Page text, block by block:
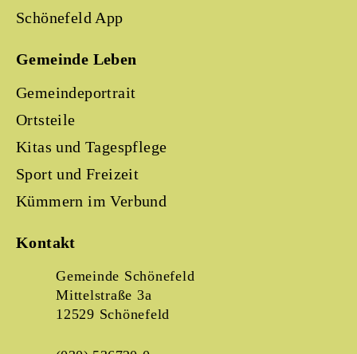
Schönefeld App
Gemeinde Leben
Gemeindeportrait
Ortsteile
Kitas und Tagespflege
Sport und Freizeit
Kümmern im Verbund
Kontakt
Gemeinde Schönefeld
Mittelstraße 3a
12529 Schönefeld